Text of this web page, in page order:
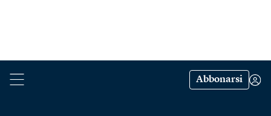
Abbonarsi